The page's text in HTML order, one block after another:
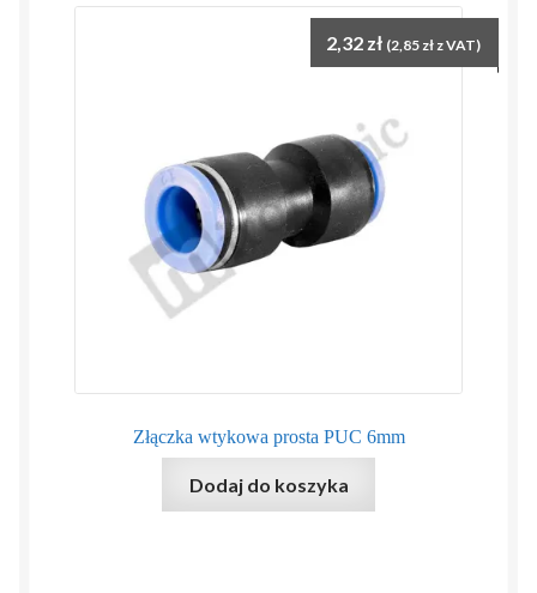
Złączka wtykowa prosta PUC 6mm
2,32 zł (2,85złz VAT)
Dodaj do koszyka